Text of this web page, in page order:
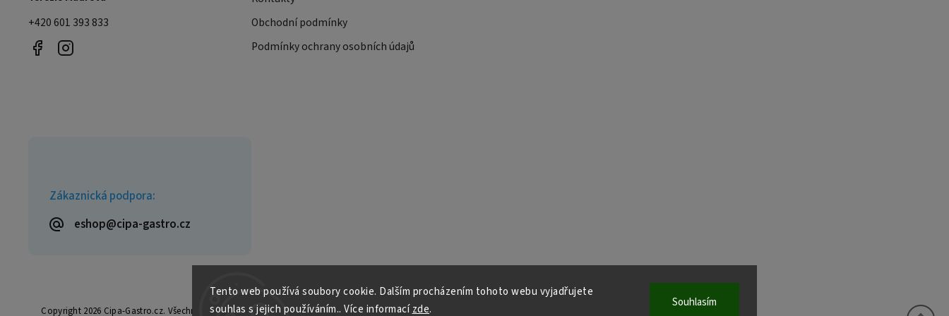
Tento web používá soubory cookie. Dalším procházením tohoto webu vyjadřujete
souhlas s jejich používáním.. Více informacízde. Souhlasím
Zákaznická podpora:
eshop@cipa-gastro.cz
+420 601 393 833
Obchodní podmínky
Podmínky ochrany osobních údajů
Copyright 2026 Cipa-Gastro.cz. Všechna práva vyhrazena.